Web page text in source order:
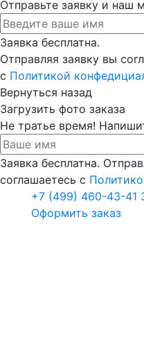
Отправьте заявку и наш
Заявка бесплатна.
Отправляя заявку вы
с Политикой
Вернуться назад
Загрузить фото заказа
Не тратье время!
Заявка бесплатна.
соглашаетесь с
+7 (499) 460-43-41
Оформить заказ